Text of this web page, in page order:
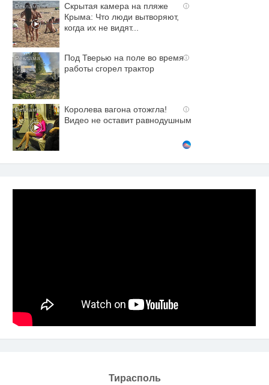
i
Скрытая камера на пляже
Крыма: Что люди вытворяют,
когда их не видят...
i
Под Тверью на поле во время
работы сгорел трактор
i
Королева вагона отожгла!
Видео не оставит равнодушным
Тирасполь